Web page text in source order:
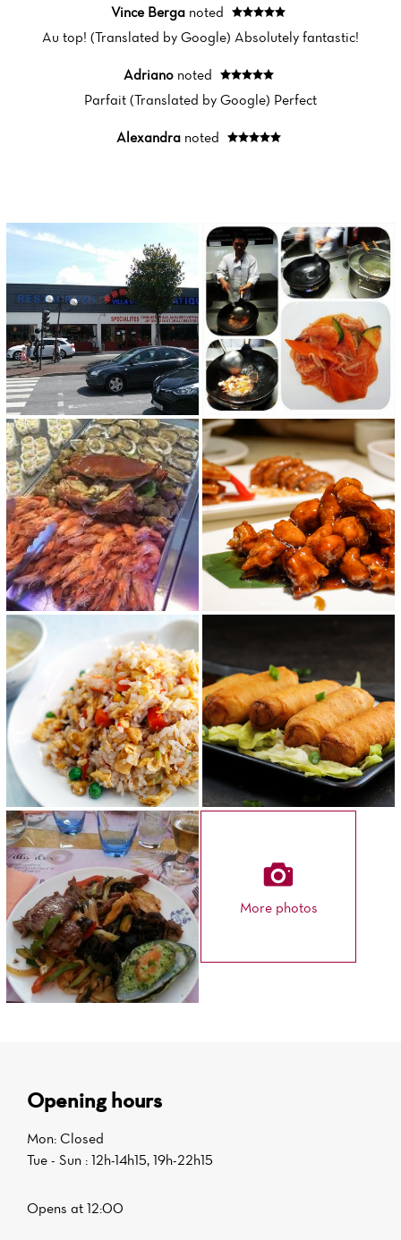
Vince Berga noted
Au top! (Translated by Google) Absolutely fantastic!
Adrianonoted
Parfait (Translated by Google) Perfect
Alexandranoted
More photos
Opening hours
Mon: Closed
Tue - Sun : 12h-14h15, 19h-22h15
Opens at 12:00
News
Reviews